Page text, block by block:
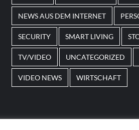
NEWS AUS DEM INTERNET
SECURITY SMART LIVING
TV/VIDEO UNCATEGORIZED
VIDEO NEWS WIRTSCHAFT